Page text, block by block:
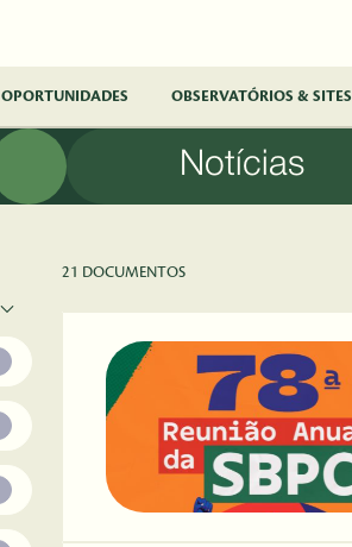
OPORTUNIDADES OBSERVATÓRIOS & SITES
Notícias
21 DOCUMENTOS